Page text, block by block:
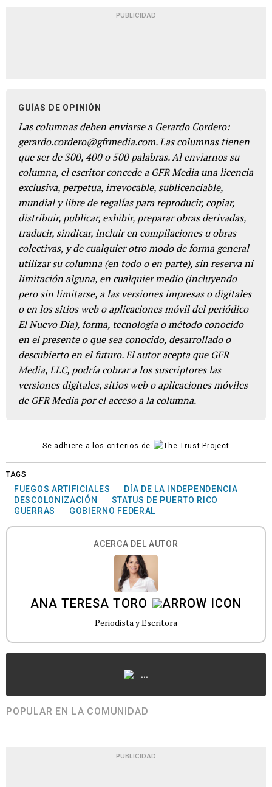
PUBLICIDAD
GUÍAS DE OPINIÓN
Las columnas deben enviarse a Gerardo Cordero:
gerardo.cordero@gfrmedia.com. Las columnas tienen
que ser de 300, 400 o 500 palabras. Al enviarnos su
columna, el escritor concede a GFR Media una licencia
exclusiva, perpetua, irrevocable, sublicenciable,
mundial y libre de regalías para reproducir, copiar,
distribuir, publicar, exhibir, preparar obras derivadas,
traducir, sindicar, incluir en compilaciones u obras
colectivas, y de cualquier otro modo de forma general
utilizar su columna (en todo o en parte), sin reserva ni
limitación alguna, en cualquier medio (incluyendo
pero sin limitarse, a las versiones impresas o digitales
o en los sitios web o aplicaciones móvil del periódico
El Nuevo Día), forma, tecnología o método conocido
en el presente o que sea conocido, desarrollado o
descubierto en el futuro. El autor acepta que GFR
Media, LLC, podría cobrar a los suscriptores las
versiones digitales, sitios web o aplicaciones móviles
de GFR Media por el acceso a la columna.
Se adhiere a los criterios de
TAGS
FUEGOS ARTIFICIALES
DÍA DE LA INDEPENDENCIA
DESCOLONIZACIÓN
STATUS DE PUERTO RICO
GUERRAS
GOBIERNO FEDERAL
ACERCA DEL AUTOR
ANA TERESA TORO
Periodista y Escritora
...
POPULAR EN LA COMUNIDAD
PUBLICIDAD